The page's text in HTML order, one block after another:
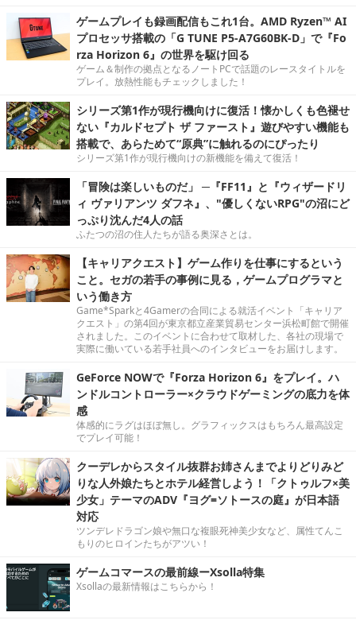
ゲームプレイも録画配信もこれ1台。AMD Ryzen™ AI
プロセッサ搭載の「G TUNE P5-A7G60BK-D」で『Fo
rza Horizon 6』の世界を駆け回る
ゲーム＆制作の拠点となるノートPCで話題のレースタイトルを
プレイ。放熱性能もチェックしました！
シリーズ第1作が現行機向けに復活！懐かしくも色褪せ
ない『カルドセプト ザ ファースト』遊びやすい機能も
搭載で、あらためて“原典”に触れるのにぴったり
シリーズ第1作が現行機向けの新機能を備えて復活！
「冒険は楽しいものだ」 ─『FF11』と『ウィザードリ
ィ ヴァリアンツ ダフネ』、"優しくないRPG"の沼にど
っぷり沈んだ4人の話
ふたつの沼の住人たちが語る奥深さとは。
【キャリアクエスト】ゲーム作りを仕事にするという
こと。セガの若手の事例に見る，ゲームプログラマと
いう働き方
Game*Sparkと4Gamerの合同による就活イベント「キャリア
クエスト」の第4回が東京都立産業貿易センター浜松町館で開催
されました。このイベントに合わせて取材した、各社の現場で
実際に働いている若手社員へのインタビューをお届けします。
GeForce NOWで『Forza Horizon 6』をプレイ。ハ
ンドルコントローラー×クラウドゲーミングの底力を体
感
体感的にラグはほぼ無し。グラフィックスはもちろん最高設定
でプレイ可能！
クーデレからスタイル抜群お姉さんまでよりどりみど
りな人外娘たちとホテル経営しよう！「クトゥルフ×美
少女」テーマのADV『ヨグ=ソトースの庭』が日本語
対応
ツンデレドラゴン娘や無口な複眼死神美少女など、属性てんこ
もりのヒロインたちがアツい！
ゲームコマースの最前線ーXsolla特集
Xsollaの最新情報はこちらから！